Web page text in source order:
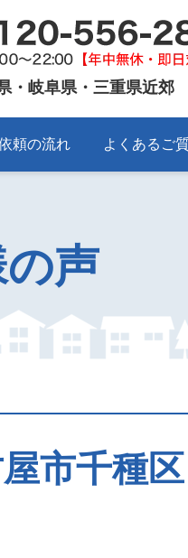
・岐阜県・三重県近郊
頼の流れ よくあるご
声
屋市千